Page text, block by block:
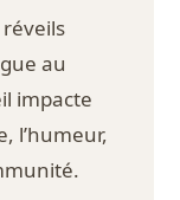
au
impacte
l’humeur,